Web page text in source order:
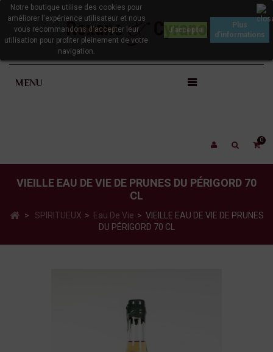
0
Notre boutique utilise des cookies pour
améliorer l'expérience utilisateur et nous
vous recommandons d'accepter leur
utilisation pour profiter pleinement de votre
navigation.
Plus
d'informations
MENU
VIEILLE EAU DE VIE DE PRUNES DU PÉRIGORD 70
CL
> SPIRITUEUX > Eau De Vie > VIEILLE EAU DE VIE DE PRUNES
DU PÉRIGORD 70 CL